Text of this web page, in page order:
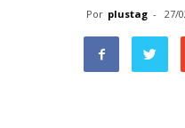
Por plustag - 27/